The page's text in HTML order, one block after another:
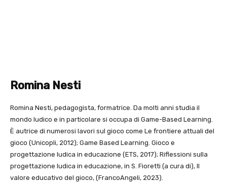
Romina Nesti
Romina Nesti, pedagogista, formatrice. Da molti anni studia il
mondo ludico e in particolare si occupa di Game-Based Learning.
È autrice di numerosi lavori sul gioco come Le frontiere attuali del
gioco (Unicopli, 2012); Game Based Learning. Gioco e
progettazione ludica in educazione (ETS, 2017); Riflessioni sulla
progettazione ludica in educazione, in S. Fioretti (a cura di), Il
valore educativo del gioco, (FrancoAngeli, 2023).